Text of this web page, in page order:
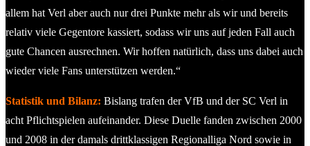
allem hat Verl aber auch nur drei Punkte mehr als wir und bereits
relativ viele Gegentore kassiert, sodass wir uns auf jeden Fall auch
gute Chancen ausrechnen. Wir hoffen natürlich, dass uns dabei auch
wieder viele Fans unterstützen werden.“
Statistik und Bilanz: Bislang trafen der VfB und der SC Verl in
acht Pflichtspielen aufeinander. Diese Duelle fanden zwischen 2000
und 2008 in der damals drittklassigen Regionalliga Nord sowie in